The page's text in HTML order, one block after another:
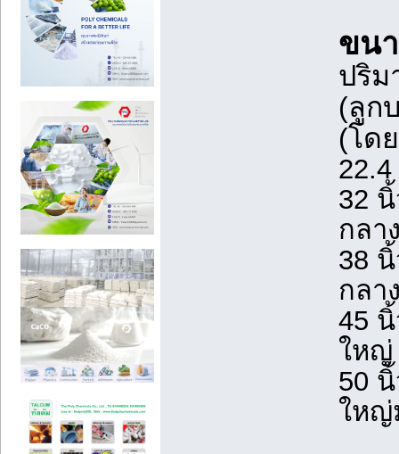
ขน
ปริม
(ลูก
(โด
32
กลา
38
กลา
45
ใหญ่
50
ใหญ่